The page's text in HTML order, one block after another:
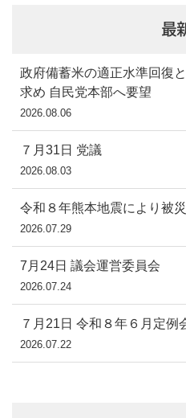
最
政府備蓄米の適正水準回復
求め 自民党本部へ要望
2026.08.06
７月31日 党議
2026.08.03
令和８年熊本地震により被
2026.07.29
7月24日 議会運営委員会
2026.07.24
７月21日 令和８年６月定例
2026.07.22